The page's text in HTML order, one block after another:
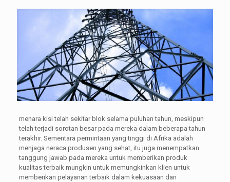
menara kisi telah sekitar blok selama puluhan tahun, meskipun
telah terjadi sorotan besar pada mereka dalam beberapa tahun
terakhir. Sementara permintaan yang tinggi di Afrika adalah
menjaga neraca produsen yang sehat, itu juga menempatkan
tanggung jawab pada mereka untuk memberikan produk
kualitas terbaik mungkin untuk memungkinkan klien untuk
memberikan pelayanan terbaik dalam kekuasaan dan